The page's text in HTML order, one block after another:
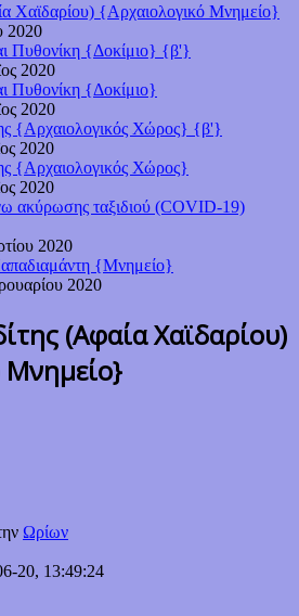
Χαϊδαρίου) {Αρχαιολογικό Μνημείο}
2020
Πυθονίκη {Δοκίμιο} {β'}
2020
Πυθονίκη {Δοκίμιο}
2020
{Αρχαιολογικός Χώρος} {β'}
2020
{Αρχαιολογικός Χώρος}
2020
ακύρωσης ταξιδιού (COVID-19)
2020
{Μνημείο}
2020
(Αφαία Χαϊδαρίου)
Μνημείο}
Ωρίων
20, 13:49:24